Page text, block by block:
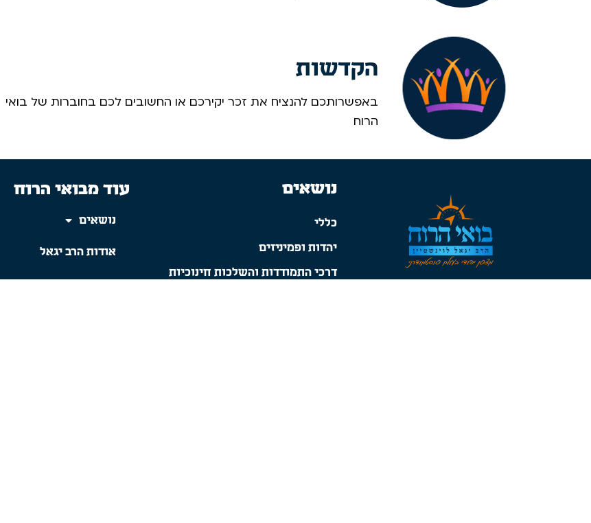
הקדשות
באפשרותכם להנציח את זכר יקירכם או החשובים לכם בחוברות של בואי
הרוח
נושאים
כללי
יהדות ופמיניזים
דרכי התמודדות והשלכות חינוכיות
עוד מבואי הרוח
נושאים
אודות הרב יגאל